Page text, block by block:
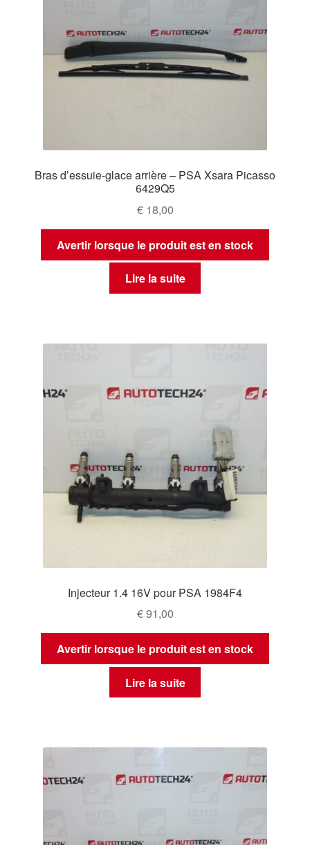
Bras d’essuie-glace arrière – PSA Xsara Picasso
6429Q5
€18,00
Avertir lorsque le produit est en stock
Lire la suite
Injecteur 1.4 16V pour PSA 1984F4
€91,00
Avertir lorsque le produit est en stock
Lire la suite